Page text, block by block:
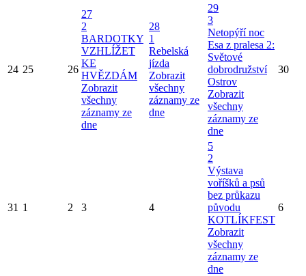
24 25 26
27
2
BARDOTKY
VZHLÍŽET
KE
HVĚZDÁM
Zobrazit
všechny
záznamy ze
dne
28
1
Rebelská
jízda
Zobrazit
všechny
záznamy ze
dne
29
3
Netopýří noc
Esa z pralesa 2:
Světové
dobrodružství
Ostrov
Zobrazit
všechny
záznamy ze
dne
30
31 1 2 3 4
5
2
Výstava
voříšků a psů
bez průkazu
původu
KOTLÍKFEST
Zobrazit
všechny
záznamy ze
dne
6